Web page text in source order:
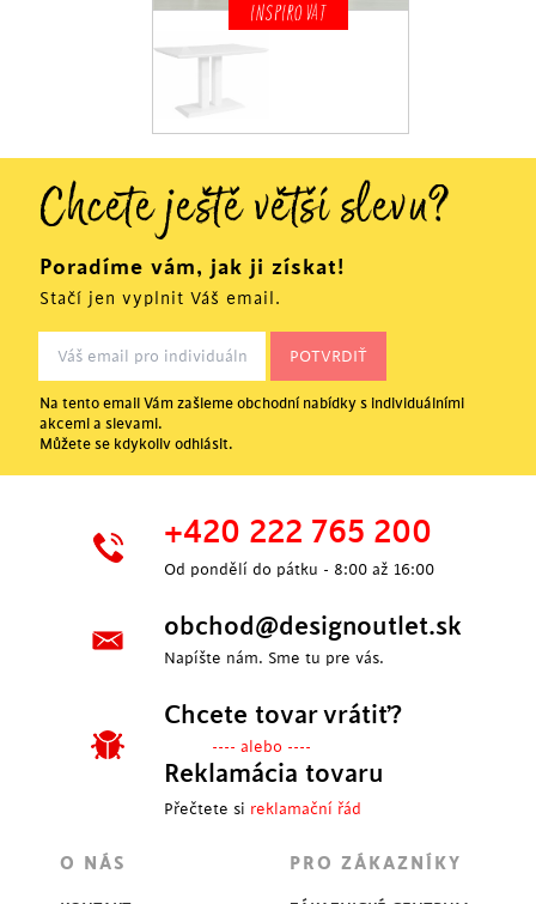
INSPIROVAT
Chcete ještě větší slevu?
Poradíme vám, jak ji získat!
Stačí jen vyplnit Váš email.
Na tento email Vám zašleme obchodní nabídky s individuálními
akcemi a slevami.
Můžete se kdykoliv odhlásit.
+420 222 765 200
Od pondělí do pátku - 8:00 až 16:00
obchod@designoutlet.sk
Napíšte nám. Sme tu pre vás.
Chcete tovar vrátiť?
---- alebo ----
Reklamácia tovaru
Přečtete si reklamační řád
O NÁS PRO ZÁKAZNÍKY